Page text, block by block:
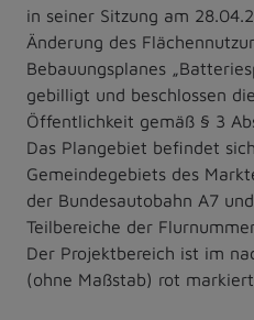
in seiner Sitzung am
Änderung des
Bebauungsplanes
gebilligt und beschlossen
Öffentlichkeit gemäß § 3
Das Plangebiet befindet
Gemeindegebiets des
der Bundesautobahn A7
Teilbereiche der
Der Projektbereich ist im
(ohne Maßstab) rot